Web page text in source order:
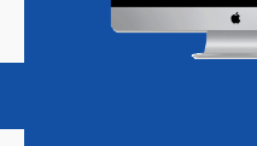
Magazine